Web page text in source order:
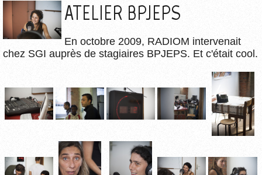
ATELIER BPJEPS
En octobre 2009, RADIOM intervenait
chez SGI auprès de stagiaires BPJEPS. Et c'était cool.